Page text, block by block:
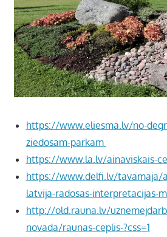
https://www.eliesma.lv/no-
ziedosam-parkam
https://www.la.lv/ainaviskais-
https://www.delfi.lv/tavamaja/
latvija-radosas-interpretacijas-
http://old.rauna.lv/
novada/raunas-ceplis-?css=1